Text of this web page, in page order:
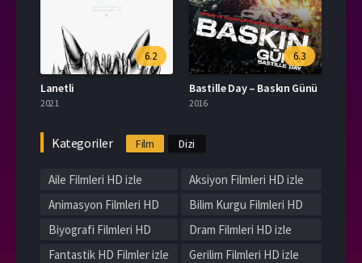
6.2
Lanetli
2021
6.3
Bastille Day – Baskın Günü
2016
Kategoriler Film Dizi
Aile Filmleri HD izle
Aksiyon Filmleri HD izle
Animasyon Filmleri HD
izle
Bilim Kurgu Filmleri HD
izle
Biyografi Filmleri HD
izle
Dram Filmleri HD izle
Fantastik HD Filmler izle
Gerilim Filmleri HD izle